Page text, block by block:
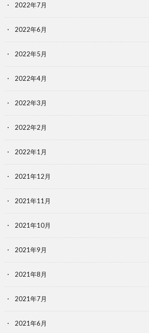
2022年7月
2022年6月
2022年5月
2022年4月
2022年3月
2022年2月
2022年1月
2021年12月
2021年11月
2021年10月
2021年9月
2021年8月
2021年7月
2021年6月